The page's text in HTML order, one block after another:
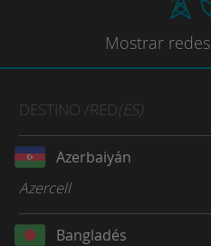
Mostrar redes
DESTINO /RED(ES)
Azerbaiyán
Azercell
Bangladés